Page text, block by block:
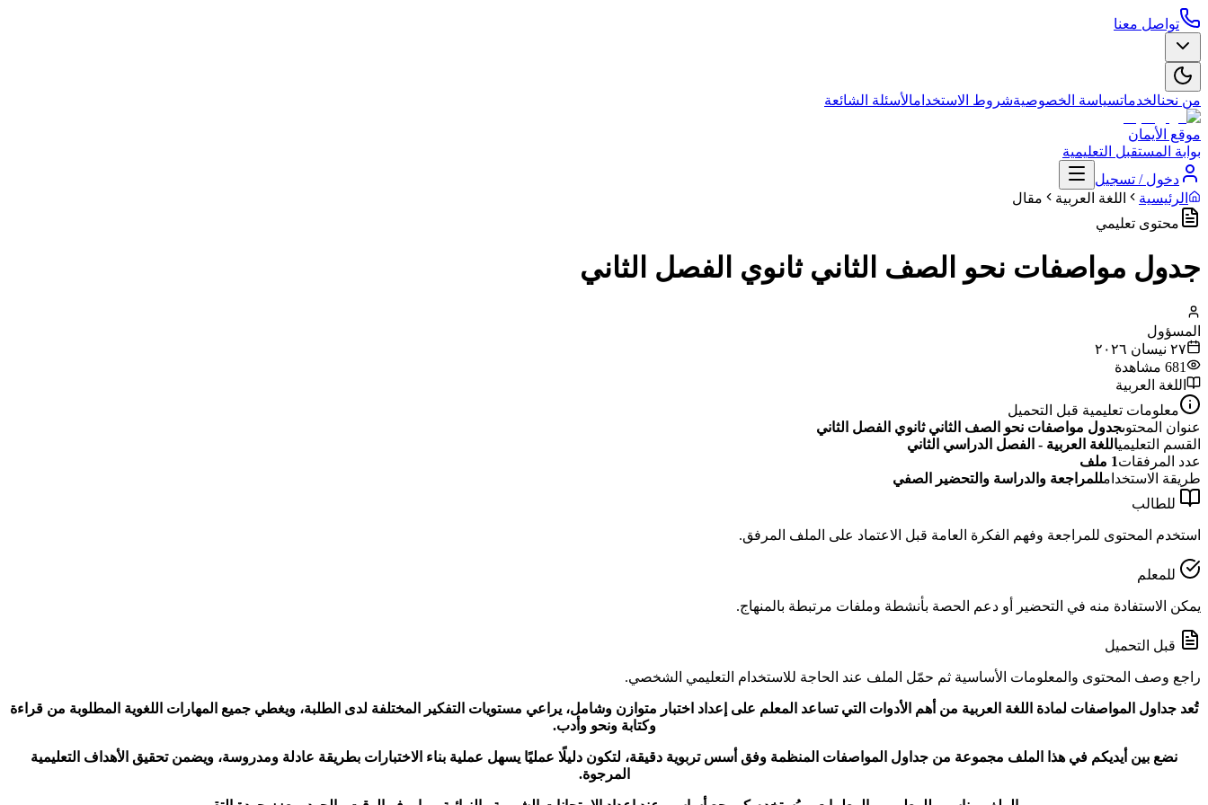
تواصل معنا
من نحنالخدماتسياسة الخصوصيةشروط الاستخدامالأسئلة الشائعة
موقع الأيمان
بوابة المستقبل التعليمية
دخول / تسجيل
الرئيسية
اللغة العربية
مقال
محتوى تعليمي
جدول مواصفات نحو الصف الثاني ثانوي الفصل الثاني
المسؤول
٢٧ نيسان ٢٠٢٦
681 مشاهدة
اللغة العربية
معلومات تعليمية قبل التحميل
عنوان المحتوىجدول مواصفات نحو الصف الثاني ثانوي الفصل الثاني
القسم التعليمياللغة العربية - الفصل الدراسي الثاني
عدد المرفقات1 ملف
طريقة الاستخدامللمراجعة والدراسة والتحضير الصفي
للطالب
استخدم المحتوى للمراجعة وفهم الفكرة العامة قبل الاعتماد على الملف المرفق.
للمعلم
يمكن الاستفادة منه في التحضير أو دعم الحصة بأنشطة وملفات مرتبطة بالمنهاج.
قبل التحميل
راجع وصف المحتوى والمعلومات الأساسية ثم حمّل الملف عند الحاجة للاستخدام التعليمي الشخصي.
تُعد جداول المواصفات لمادة اللغة العربية من أهم الأدوات التي تساعد المعلم على إعداد اختبار متوازن وشامل، يراعي مستويات التفكير المختلفة لدى الطلبة، ويغطي جميع المهارات اللغوية المطلوبة من قراءة
وكتابة ونحو وأدب.
نضع بين أيديكم في هذا الملف مجموعة من جداول المواصفات المنظمة وفق أسس تربوية دقيقة، لتكون دليلًا عمليًا يسهل عملية بناء الاختبارات بطريقة عادلة ومدروسة، ويضمن تحقيق الأهداف التعليمية
المرجوة.